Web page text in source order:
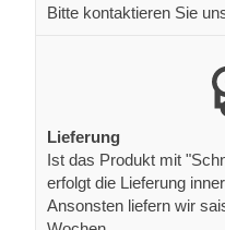
Bitte kontaktieren Sie
Lieferung
Ist das Produkt mit
erfolgt die Lieferung
Ansonsten liefern wir